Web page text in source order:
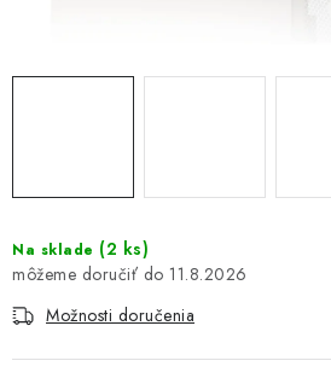
: TOP PRODUKTY
Obchodné podmienky
Ochrana
Moja objednávka
Odstúpenie od zmluvy
Na sklade (2 ks)
11.8.2026
Možnosti doručenia